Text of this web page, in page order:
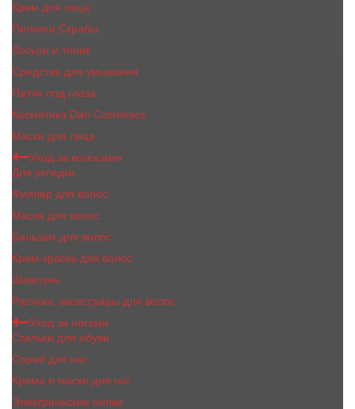
Крем для лица
Пилинги,Скрабы
Лосьон и тоник
Средства для умывания
Патчи под глаза
Косметика Dari Cosmetics
Маски для лица
Уход за волосами
Для укладки
Филлер для волос
Маска для волос
Бальзам для волос
Крем-краска для волос
Шампунь
Расчски, аксессуары для волос
Уход за ногами
Стельки для обуви
Спрей для ног
Крема и маски для ног
Электрические пилки